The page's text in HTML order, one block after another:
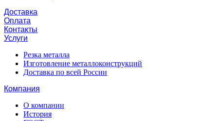
Доставка
Оплата
Контакты
Услуги
Резка металла
Изготовление металлоконструкций
Доставка по всей России
Компания
О компании
История